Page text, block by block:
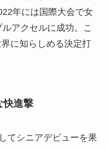
年には国際大会で女
アクセルに成功。こ
に知らしめる決定打
快進撃
てシニアデビューを果